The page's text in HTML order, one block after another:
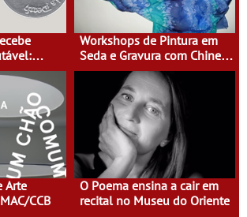
por
Workshops de Pintura em
Seda e Gravura com Chine
Collé no Museu do Oriente
Arte
CCB
O Poema ensina a cair em
recital no Museu do Oriente